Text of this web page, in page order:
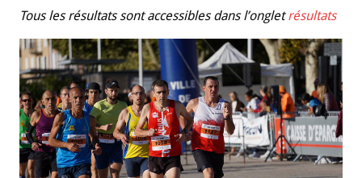
Tous les résultats sont accessibles dans l’ongletrésultats